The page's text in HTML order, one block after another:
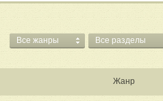
Все жанры Все разделы
Жанр